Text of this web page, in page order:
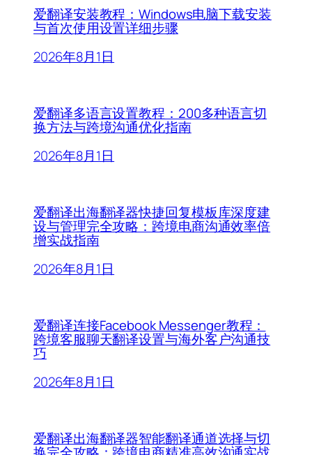
爱翻译安装教程：Windows电脑下载安装
与首次使用设置详细步骤
2026年8月1日
爱翻译多语言设置教程：200多种语言切
换方法与跨境沟通优化指南
2026年8月1日
爱翻译出海翻译器快捷回复模板库深度建
设与管理完全攻略：跨境电商沟通效率倍
增实战指南
2026年8月1日
爱翻译连接Facebook Messenger教程：
跨境客服聊天翻译设置与海外客户沟通技
巧
2026年8月1日
爱翻译出海翻译器智能翻译通道选择与切